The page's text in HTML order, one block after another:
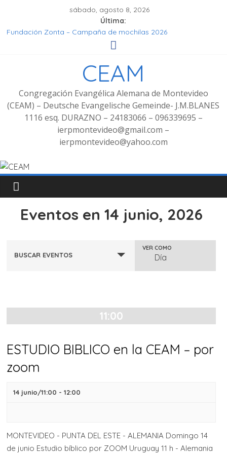
sábado, agosto 8, 2026
Última:
Fundación Zonta – Campaña de mochilas 2026
Seminar Hören, Verstehen, Geniessen
Fotos Culto bilingüe 8/2025 con bienvenida de grupo
CEAM
Congregación Evangélica Alemana de Montevideo
(CEAM) – Deutsche Evangelische Gemeinde- J.M.BLANES
1116 esq. DURAZNO – 24183066 – 096339695 –
ierpmontevideo@gmail.com –
ierpmontevideo@yahoo.com
Eventos en 14 junio, 2026
B
q
u
e
d
y
BUSCAR EVENTOS
N
a
a
n
VER COMO
Día
11:00
ESTUDIO BIBLICO en la CEAM – por
zoom
14 junio/11:00 -12:00
MONTEVIDEO - PUNTA DEL ESTE - ALEMANIA Domingo 14
de junio Estudio bíblico por ZOOM Uruguay 11 h - Alemania